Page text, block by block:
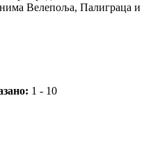
Велепоља, Палиграца и
1 - 10